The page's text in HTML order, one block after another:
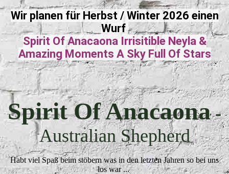
Wir planen für Herbst / Winter 2026 einen
Wurf
Spirit Of Anacaona Irrisitible Neyla &
Amazing Moments A Sky Full Of Stars
Spirit Of Anacaona-
Australian Shepherd
Habt viel Spaß beim stöbern was in den letzten Jahren so bei uns
los war ...